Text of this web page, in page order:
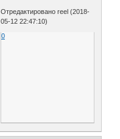
Отредактировано reel (2018-
05-12 22:47:10)
0